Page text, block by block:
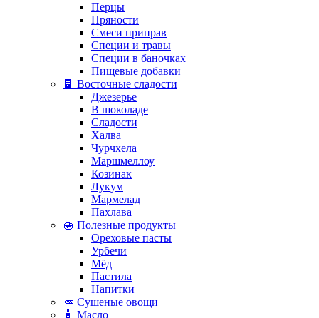
Перцы
Пряности
Смеси приправ
Специи и травы
Специи в баночках
Пищевые добавки
🍫 Восточные сладости
Джезерье
В шоколаде
Сладости
Халва
Чурчхела
Маршмеллоу
Козинак
Лукум
Мармелад
Пахлава
🍯 Полезные продукты
Ореховые пасты
Урбечи
Мёд
Пастила
Напитки
🥕 Сушеные овощи
🧴 Масло